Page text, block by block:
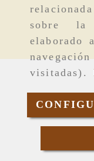
sobre
elaborado
visitadas).